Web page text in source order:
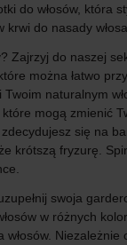
do włosów, która
krwi do nasady włosa.
Zajrzyj do naszej
można łatwo
naturalnym
mogą zmienić
się na
krótszą fryzurę.
swoja
w różnych
włosów. Niezależnie